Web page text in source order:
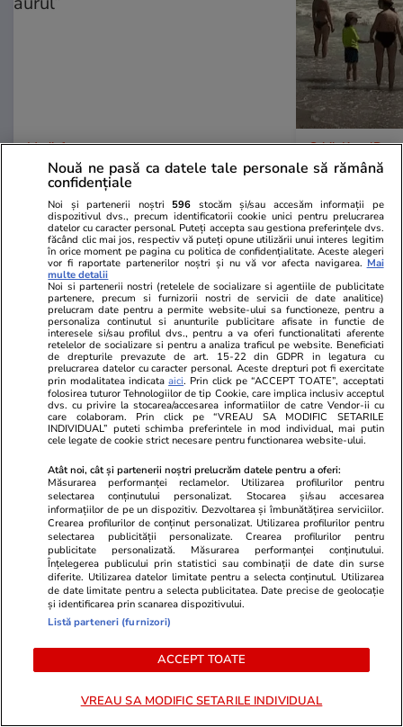
Mediafax.ro
Rusia anunță descoperirea unui
mineral rar „mai valoros decât
aurul”
StirileKanalD.ro
Femeie
PROMO
Advertorial
Smart is the new chic: Cum ne
ajută tehnologia să ne reinventăm
Advertorial
Înscrie-te
voucher de
PARTENERI
Nouă ne pasă ca datele tale personale să rămână
confidențiale
Noi și partenerii noștri 596 stocăm și/sau accesăm informații pe
dispozitivul dvs., precum identificatorii cookie unici pentru prelucrarea
datelor cu caracter personal. Puteți accepta sau gestiona preferințele dvs.
făcând clic mai jos, respectiv vă puteți opune utilizării unui interes legitim
în orice moment pe pagina cu politica de confidențialitate. Aceste alegeri
vor fi raportate partenerilor noștri și nu vă vor afecta navigarea. Mai
multe detalii
Noi si partenerii nostri (retelele de socializare si agentiile de publicitate
partenere, precum si furnizorii nostri de servicii de date analitice)
prelucram date pentru a permite website-ului sa functioneze, pentru a
personaliza continutul si anunturile publicitare afisate in functie de
interesele si/sau profilul dvs., pentru a va oferi functionalitati aferente
retelelor de socializare si pentru a analiza traficul pe website. Beneficiati
de drepturile prevazute de art. 15-22 din GDPR in legatura cu
prelucrarea datelor cu caracter personal. Aceste drepturi pot fi exercitate
prin modalitatea indicataaici. Prin click pe “ACCEPT TOATE”, acceptati
folosirea tuturor Tehnologiilor de tip Cookie, care implica inclusiv acceptul
dvs. cu privire la stocarea/accesarea informatiilor de catre Vendor-ii cu
care colaboram. Prin click pe “VREAU SA MODIFIC SETARILE
INDIVIDUAL” puteti schimba preferintele in mod individual, mai putin
cele legate de cookie strict necesare pentru functionarea website-ului.
Atât noi, cât și partenerii noștri prelucrăm datele pentru a oferi:
Măsurarea performanței reclamelor. Utilizarea profilurilor pentru
selectarea conținutului personalizat. Stocarea și/sau accesarea
informațiilor de pe un dispozitiv. Dezvoltarea și îmbunătățirea serviciilor.
Crearea profilurilor de conținut personalizat. Utilizarea profilurilor pentru
selectarea publicității personalizate. Crearea profilurilor pentru
publicitate personalizată. Măsurarea performanței conținutului.
Înțelegerea publicului prin statistici sau combinații de date din surse
diferite. Utilizarea datelor limitate pentru a selecta conținutul. Utilizarea
de date limitate pentru a selecta publicitatea. Date precise de geolocație
și identificarea prin scanarea dispozitivului.
Listă parteneri (furnizori)
ACCEPT TOATE
VREAU SA MODIFIC SETARILE INDIVIDUAL